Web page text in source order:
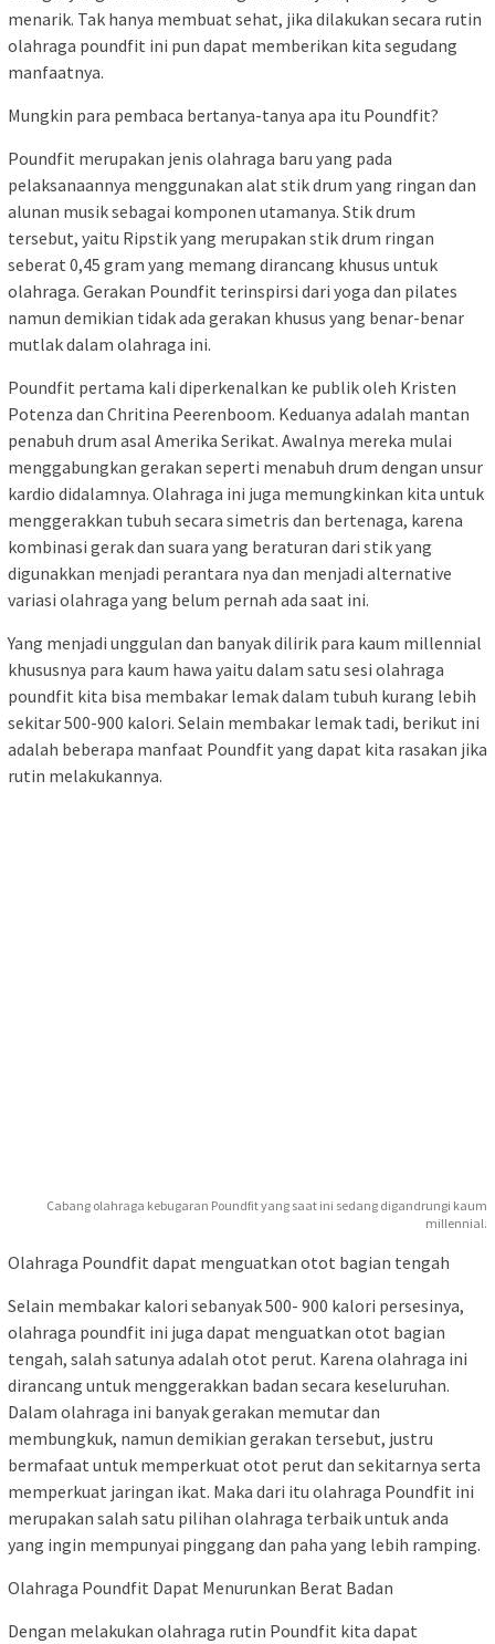
menarik. Tak hanya membuat sehat, jika dilakukan secara rutin
olahraga poundfit ini pun dapat memberikan kita segudang
manfaatnya.
Mungkin para pembaca bertanya-tanya apa itu Poundfit?
Poundfit merupakan jenis olahraga baru yang pada
pelaksanaannya menggunakan alat stik drum yang ringan dan
alunan musik sebagai komponen utamanya. Stik drum
tersebut, yaitu Ripstik yang merupakan stik drum ringan
seberat 0,45 gram yang memang dirancang khusus untuk
olahraga. Gerakan Poundfit terinspirsi dari yoga dan pilates
namun demikian tidak ada gerakan khusus yang benar-benar
mutlak dalam olahraga ini.
Poundfit pertama kali diperkenalkan ke publik oleh Kristen
Potenza dan Chritina Peerenboom. Keduanya adalah mantan
penabuh drum asal Amerika Serikat. Awalnya mereka mulai
menggabungkan gerakan seperti menabuh drum dengan unsur
kardio didalamnya. Olahraga ini juga memungkinkan kita untuk
menggerakkan tubuh secara simetris dan bertenaga, karena
kombinasi gerak dan suara yang beraturan dari stik yang
digunakkan menjadi perantara nya dan menjadi alternative
variasi olahraga yang belum pernah ada saat ini.
Yang menjadi unggulan dan banyak dilirik para kaum millennial
khususnya para kaum hawa yaitu dalam satu sesi olahraga
poundfit kita bisa membakar lemak dalam tubuh kurang lebih
sekitar 500-900 kalori. Selain membakar lemak tadi, berikut ini
adalah beberapa manfaat Poundfit yang dapat kita rasakan jika
rutin melakukannya.
Cabang olahraga kebugaran Poundfit yang saat ini sedang digandrungi kaum
millennial.
Olahraga Poundfit dapat menguatkan otot bagian tengah
Selain membakar kalori sebanyak 500- 900 kalori persesinya,
olahraga poundfit ini juga dapat menguatkan otot bagian
tengah, salah satunya adalah otot perut. Karena olahraga ini
dirancang untuk menggerakkan badan secara keseluruhan.
Dalam olahraga ini banyak gerakan memutar dan
membungkuk, namun demikian gerakan tersebut, justru
bermafaat untuk memperkuat otot perut dan sekitarnya serta
memperkuat jaringan ikat. Maka dari itu olahraga Poundfit ini
merupakan salah satu pilihan olahraga terbaik untuk anda
yang ingin mempunyai pinggang dan paha yang lebih ramping.
Olahraga Poundfit Dapat Menurunkan Berat Badan
Dengan melakukan olahraga rutin Poundfit kita dapat